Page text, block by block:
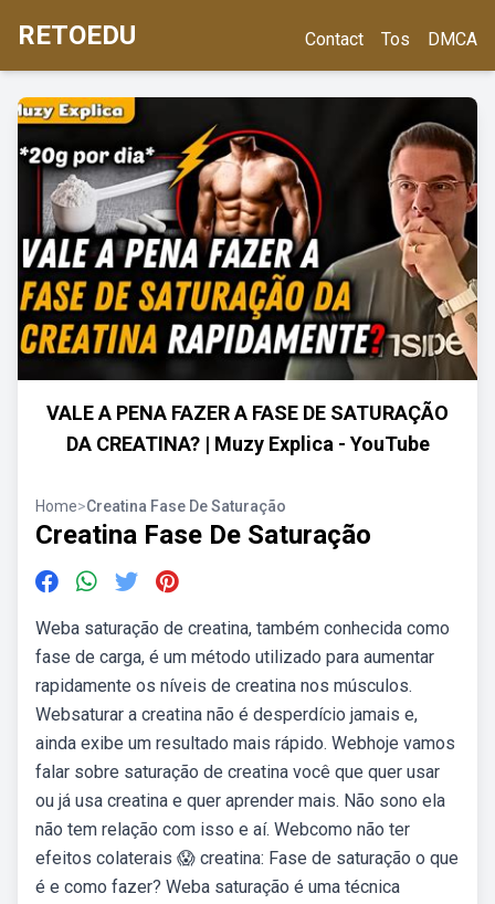
RETOEDU Contact Tos DMCA
VALE A PENA FAZER A FASE DE SATURAÇÃO
DA CREATINA? | Muzy Explica - YouTube
Home>Creatina Fase De Saturação
Creatina Fase De Saturação
Weba saturação de creatina, também conhecida como
fase de carga, é um método utilizado para aumentar
rapidamente os níveis de creatina nos músculos.
Websaturar a creatina não é desperdício jamais e,
ainda exibe um resultado mais rápido. Webhoje vamos
falar sobre saturação de creatina você que quer usar
ou já usa creatina e quer aprender mais. Não sono ela
não tem relação com isso e aí. Webcomo não ter
efeitos colaterais 😱 creatina: Fase de saturação o que
é e como fazer? Weba saturação é uma técnica